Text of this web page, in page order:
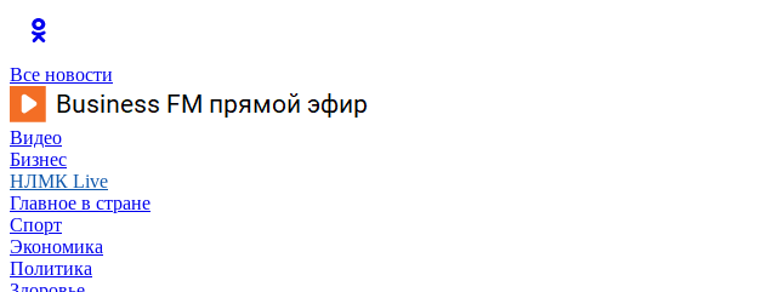
Все новости
Видео
Бизнес
НЛМК Live
Главное в стране
Спорт
Экономика
Политика